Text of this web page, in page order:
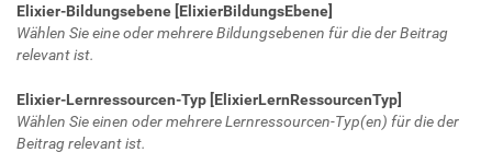
Elixier-Bildungsebene [ElixierBildungsEbene]
Wählen Sie eine oder mehrere Bildungsebenen für die der Beitrag
relevant ist.
Elixier-Lernressourcen-Typ [ElixierLernRessourcenTyp]
Wählen Sie einen oder mehrere Lernressourcen-Typ(en) für die der
Beitrag relevant ist.